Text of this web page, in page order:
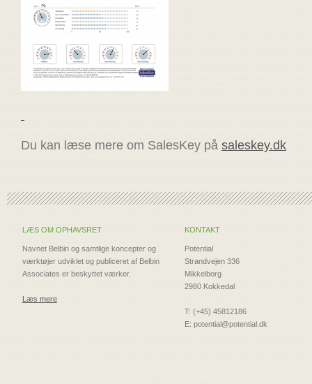
Du kan læse mere om SalesKey på saleskey.dk
LÆS OM OPHAVSRET
Navnet Belbin og samtlige koncepter og
værktøjer udviklet og publiceret af Belbin
Associates er beskyttet værker.
Læs mere
KONTAKT
Potential
Strandvejen 336
Mikkelborg
2980 Kokkedal
T: (+45) 45812186
E: potential@potential.dk